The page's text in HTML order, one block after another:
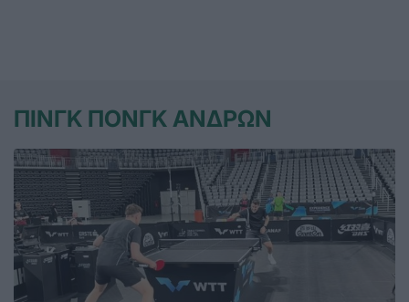
ΠΙΝΓΚ ΠΟΝΓΚ ΑΝΔΡΩΝ